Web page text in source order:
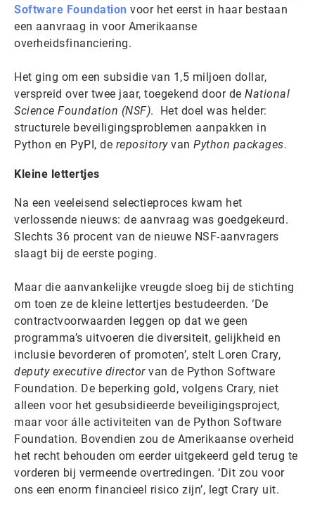
Software Foundation voor het eerst in haar bestaan
een aanvraag in voor Amerikaanse
overheidsfinanciering.
Het ging om een subsidie van 1,5 miljoen dollar,
verspreid over twee jaar, toegekend door de National
Science Foundation (NSF). Het doel was helder:
structurele beveiligingsproblemen aanpakken in
Python en PyPI, de repository van Python packages.
Kleine lettertjes
Na een veeleisend selectieproces kwam het
verlossende nieuws: de aanvraag was goedgekeurd.
Slechts 36 procent van de nieuwe NSF-aanvragers
slaagt bij de eerste poging.
Maar die aanvankelijke vreugde sloeg bij de stichting
om toen ze de kleine lettertjes bestudeerden. ‘De
contractvoorwaarden leggen op dat we geen
programma’s uitvoeren die diversiteit, gelijkheid en
inclusie bevorderen of promoten’, stelt Loren Crary,
deputy executive directorvan de Python Software
Foundation. De beperking gold, volgens Crary, niet
alleen voor het gesubsidieerde beveiligingsproject,
maar voor álle activiteiten van de Python Software
Foundation. Bovendien zou de Amerikaanse overheid
het recht behouden om eerder uitgekeerd geld terug te
vorderen bij vermeende overtredingen. ‘Dit zou voor
ons een enorm financieel risico zijn’, legt Crary uit.